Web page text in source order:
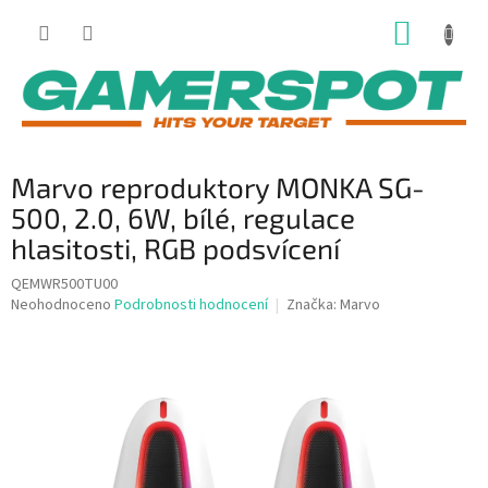
Marvo reproduktory MONKA SG-
500, 2.0, 6W, bílé, regulace
hlasitosti, RGB podsvícení
QEMWR500TU00
Průměrné
Neohodnoceno Podrobnosti hodnocení Značka: Marvo